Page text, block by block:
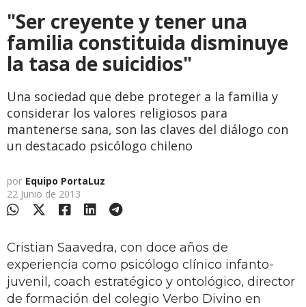
"Ser creyente y tener una
familia constituida disminuye
la tasa de suicidios"
Una sociedad que debe proteger a la familia y
considerar los valores religiosos para
mantenerse sana, son las claves del diálogo con
un destacado psicólogo chileno
por Equipo PortaLuz
22 Junio de 2013
Cristian Saavedra, con doce años de
experiencia como psicólogo clínico infanto-
juvenil, coach estratégico y ontológico, director
de formación del colegio Verbo Divino en